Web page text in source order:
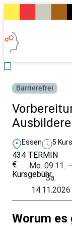
Barrierefrei
Essen 5
434
€
Kursgebühr
TERMIN
Mo. 09.11. –
Sa.
14.11.2026
Worum es